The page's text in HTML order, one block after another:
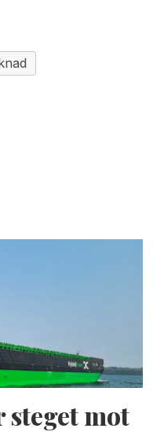
steget mot